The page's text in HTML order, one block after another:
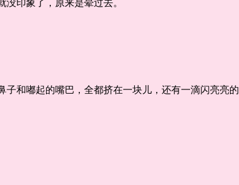
印象了，原来是晕过去。
和嘟起的嘴巴，全都挤在一块儿，还有一滴闪亮亮的